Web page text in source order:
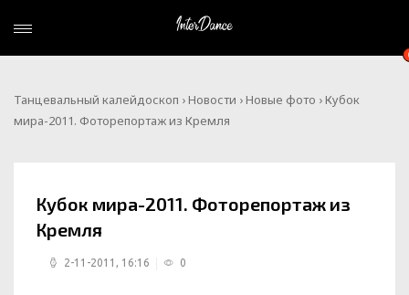
Танцевальный калейдоскоп ›Новости ›Новые фото › Кубок
мира-2011. Фоторепортаж из Кремля
Кубок мира-2011. Фоторепортаж из
Кремля
2-11-2011, 16:16 0